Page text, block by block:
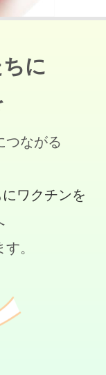
に
つながる
ワクチンを
。